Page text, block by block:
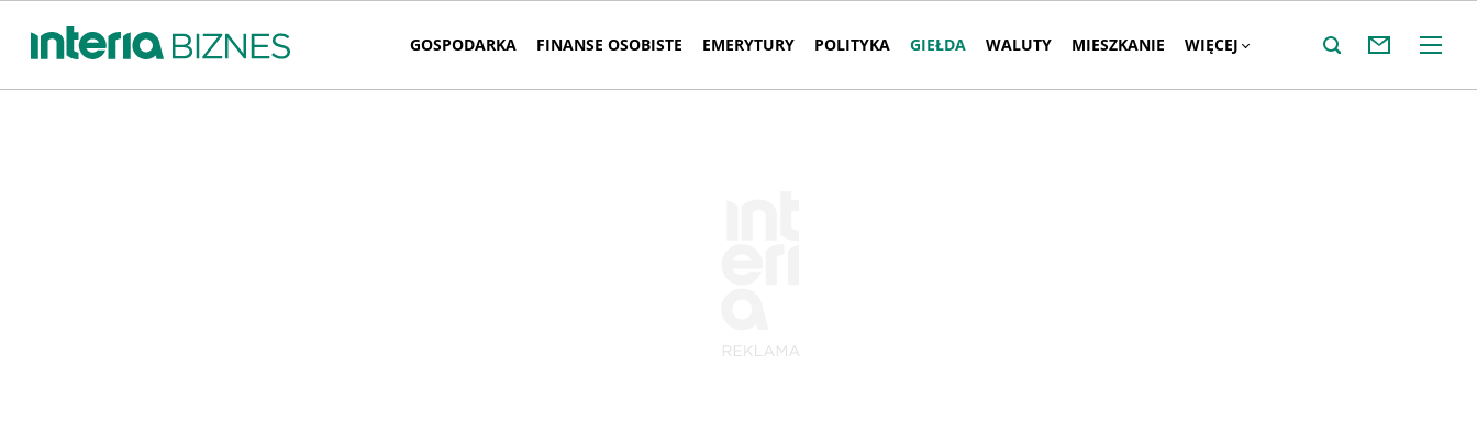
GOSPODARKA FINANSE OSOBISTE EMERYTURY POLITYKA GIEŁDA WALUTY MIESZKANIE WIĘCEJ